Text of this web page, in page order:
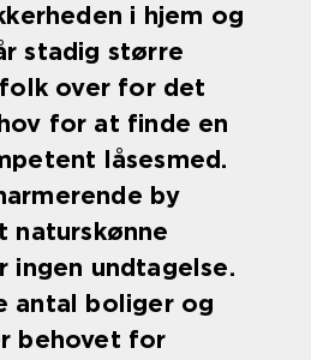
i hjem og
stadig større
over for det
for at finde en
låsesmed.
by
naturskønne
ingen undtagelse.
antal boliger og
behovet for